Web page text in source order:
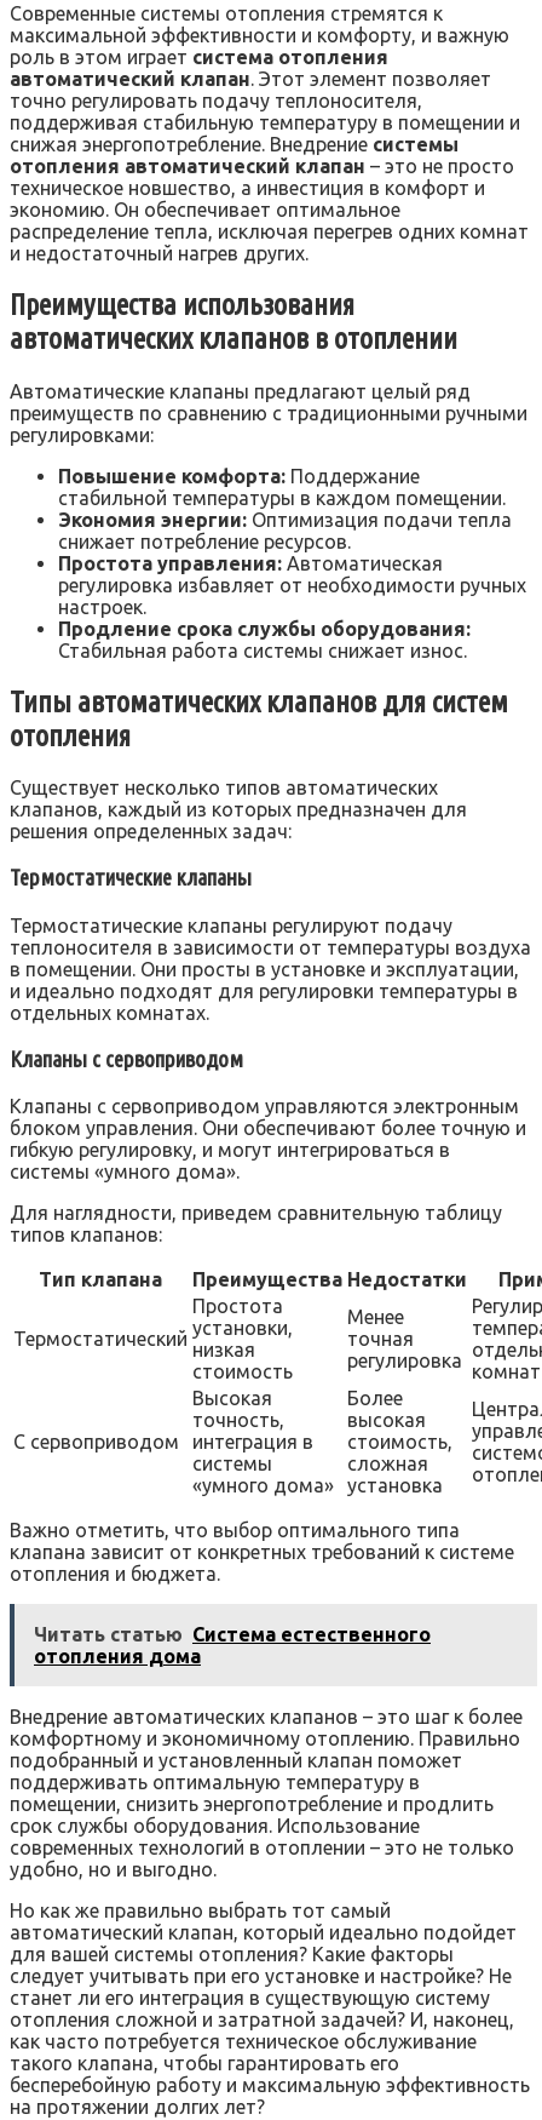
Современные системы отопления стремятся к
максимальной эффективности и комфорту, и важную
роль в этом играет система отопления
автоматический клапан. Этот элемент позволяет
точно регулировать подачу теплоносителя,
поддерживая стабильную температуру в помещении и
снижая энергопотребление. Внедрение системы
отопления автоматический клапан – это не просто
техническое новшество, а инвестиция в комфорт и
экономию. Он обеспечивает оптимальное
распределение тепла, исключая перегрев одних комнат
и недостаточный нагрев других.
Преимущества использования
автоматических клапанов в отоплении
Автоматические клапаны предлагают целый ряд
преимуществ по сравнению с традиционными ручными
регулировками:
Повышение комфорта: Поддержание
стабильной температуры в каждом помещении.
Экономия энергии: Оптимизация подачи тепла
снижает потребление ресурсов.
Простота управления: Автоматическая
регулировка избавляет от необходимости ручных
настроек.
Продление срока службы оборудования:
Стабильная работа системы снижает износ.
Типы автоматических клапанов для систем
отопления
Существует несколько типов автоматических
клапанов, каждый из которых предназначен для
решения определенных задач:
Термостатические клапаны
Термостатические клапаны регулируют подачу
теплоносителя в зависимости от температуры воздуха
в помещении. Они просты в установке и эксплуатации,
и идеально подходят для регулировки температуры в
отдельных комнатах.
Клапаны с сервоприводом
Клапаны с сервоприводом управляются электронным
блоком управления. Они обеспечивают более точную и
гибкую регулировку, и могут интегрироваться в
системы «умного дома».
Для наглядности, приведем сравнительную таблицу
типов клапанов:
Тип клапана Преимущества Недостатки
Термостатический
Простота
установки,
низкая
стоимость
Менее
точная
регулировка
С сервоприводом
Высокая
точность,
интеграция в
системы
«умного дома»
Более
высокая
стоимость,
сложная
установка
Важно отметить, что выбор оптимального типа
клапана зависит от конкретных требований к системе
отопления и бюджета.
Читать статью Система естественного
отопления дома
Внедрение автоматических клапанов – это шаг к более
комфортному и экономичному отоплению. Правильно
подобранный и установленный клапан поможет
поддерживать оптимальную температуру в
помещении, снизить энергопотребление и продлить
срок службы оборудования. Использование
современных технологий в отоплении – это не только
удобно, но и выгодно.
Но как же правильно выбрать тот самый
автоматический клапан, который идеально подойдет
для вашей системы отопления? Какие факторы
следует учитывать при его установке и настройке? Не
станет ли его интеграция в существующую систему
отопления сложной и затратной задачей? И, наконец,
как часто потребуется техническое обслуживание
такого клапана, чтобы гарантировать его
бесперебойную работу и максимальную эффективность
на протяжении долгих лет?